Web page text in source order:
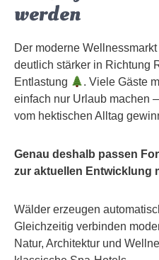
werden
Der moderne
deutlich stärker in Richtung
Entlastung
. Viele Gäste
einfach nur Urlaub machen
vom hektischen Alltag
Genau deshalb passen
zur aktuellen Entwicklung
Wälder erzeugen
Gleichzeitig verbinden
Natur, Architektur und